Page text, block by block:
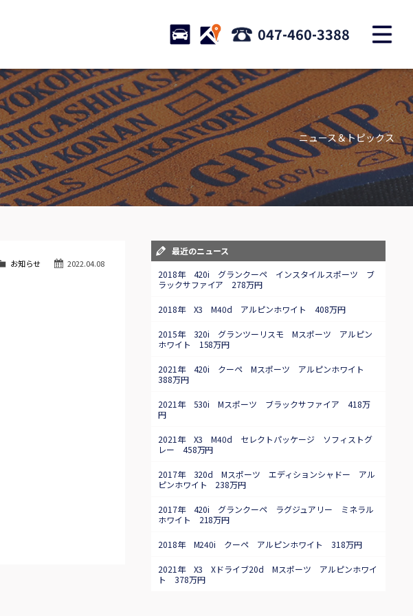
STOCK ACCESS 047-460-3388
目玉車両一覧
Features Stock list
店舗紹介
Shop information
全国納車
Delivery service
お問い合わせ
Contact us
買取無料査定
Trade in
自動車保険
Car insurance
スタッフblog
ニュース＆トピックス
2022.04.08
お知らせ
最近のニュース
2018年 420i グランクーペ インスタイルスポーツ ブ
ラックサファイア 278万円
2018年 X3 M40d アルピンホワイト 408万円
2015年 320i グランツーリスモ Mスポーツ アルピン
ホワイト 158万円
2021年 420i クーペ Mスポーツ アルピンホワイト
388万円
2021年 530i Mスポーツ ブラックサファイア 418万
円
2021年 X3 M40d セレクトパッケージ ソフィストグ
レー 458万円
2017年 320d Mスポーツ エディションシャドー アル
ピンホワイト 238万円
2017年 420i グランクーペ ラグジュアリー ミネラル
ホワイト 218万円
2018年 M240i クーペ アルピンホワイト 318万円
2021年 X3 Xドライブ20d Mスポーツ アルピンホワイ
ト 378万円